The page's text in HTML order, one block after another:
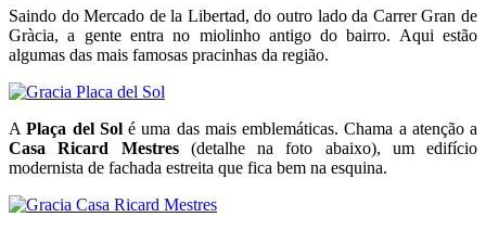
Saindo do Mercado de la Libertad, do outro lado da Carrer Gran de
Gràcia, a gente entra no miolinho antigo do bairro. Aqui estão
algumas das mais famosas pracinhas da região.
APlaça del Solé uma das mais emblemáticas. Chama a atenção a
Casa Ricard Mestres (detalhe na foto abaixo), um edifício
modernista de fachada estreita que fica bem na esquina.